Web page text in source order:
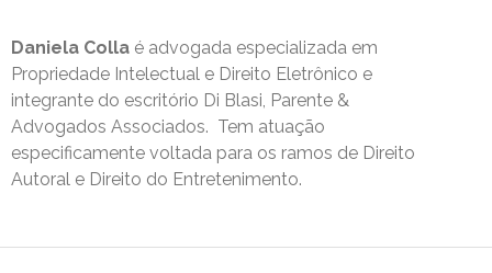
Daniela Colla é advogada especializada em
Propriedade Intelectual e Direito Eletrônico e
integrante do escritório Di Blasi, Parente &
Advogados Associados. Tem atuação
especificamente voltada para os ramos de Direito
Autoral e Direito do Entretenimento.